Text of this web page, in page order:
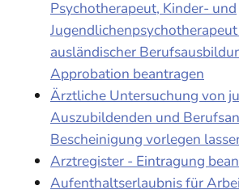
Psychotherapeut, Kinder- und
ausländischer
Approbation beantragen
Ärztliche Untersuchung von
Auszubildenden und
Bescheinigung vorlegen
Arztregister - Eintragung
Aufenthaltserlaubnis für